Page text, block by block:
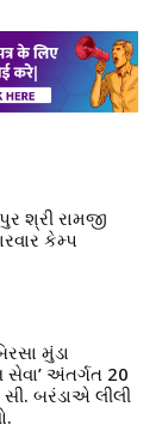
શ્રી રામજી
કેમ્પ
મુંડા
અંતર્ગત 20
સી. બરંડાએ લીલી